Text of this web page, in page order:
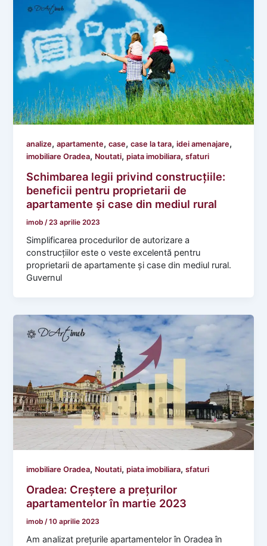
analize,apartamente,case,case la tara,idei amenajare,
imobiliare Oradea, Noutati,piata imobiliara,sfaturi
Schimbarea legii privind construcțiile:
beneficii pentru proprietarii de
apartamente și case din mediul rural
imob /23 aprilie 2023
Simplificarea procedurilor de autorizare a
construcțiilor este o veste excelentă pentru
proprietarii de apartamente și case din mediul rural.
Guvernul
imobiliare Oradea, Noutati,piata imobiliara,sfaturi
Oradea: Creștere a prețurilor
apartamentelor în martie 2023
imob /10 aprilie 2023
Am analizat prețurile apartamentelor în Oradea în